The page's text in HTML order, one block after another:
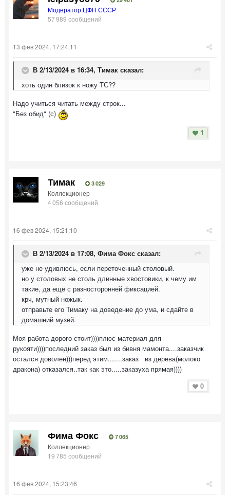
Модератор ЦФН СССР
57 989 сообщений
13 фев 2024, 17:24:11
В 2/13/2024 в 16:34, Тимак сказал:
хоть один близок к ножу ТС??
Надо учиться читать между строк...
"Без обид" (с)
1
Тимак 3 029
Коллекционер
4 056 сообщений
16 фев 2024, 15:21:10
В 2/13/2024 в 17:08, Фима Фокс сказал:
уже не удивлюсь, если переточенный столовый.
но у столовых не столь длинные хвостовики, к чему им
такие, да ещё с разносторонней фиксацией.
крч, мутный ножык.
отправьте его Тимаку на доведение до ума, и сдайте в
домашний музей.
Моя работа дорого стоит))))плюс материал для
рукояти))))последний заказ был из бивня мамонта....заказчик
остался доволен)))перед этим.......заказ из дерева(молоко
дракона) отказался..так как это.....заказуха прямая))))
0
Фима Фокс 7 065
Коллекционер
19 785 сообщений
16 фев 2024, 15:23:46